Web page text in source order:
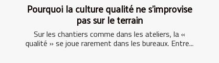
Pourquoi la culture qualité ne s’improvise
pas sur le terrain
Sur les chantiers comme dans les ateliers, la «
qualité » se joue rarement dans les bureaux. Entre...